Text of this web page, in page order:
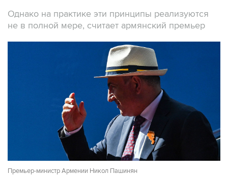
Однако на практике эти принципы реализуются
не в полной мере, считает армянский премьер
Премьер-министр Армении Никол Пашинян